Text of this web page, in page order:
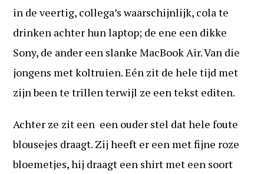
in de veertig, collega’s waarschijnlijk, cola te
drinken achter hun laptop; de ene een dikke
Sony, de ander een slanke MacBook Air. Van die
jongens met koltruien. Eén zit de hele tijd met
zijn been te trillen terwijl ze een tekst editen.
Achter ze zit een een ouder stel dat hele foute
blousejes draagt. Zij heeft er een met fijne roze
bloemetjes, hij draagt een shirt met een soort